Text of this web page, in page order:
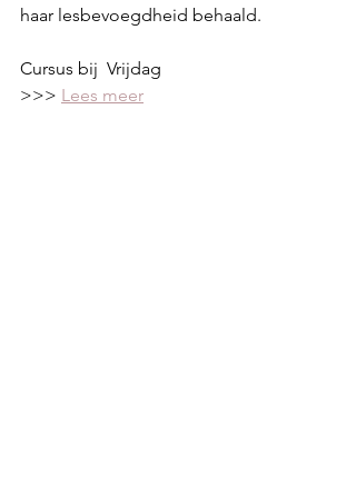
haar lesbevoegdheid behaald.
Cursus bij  Vrijdag
>>> Lees meer